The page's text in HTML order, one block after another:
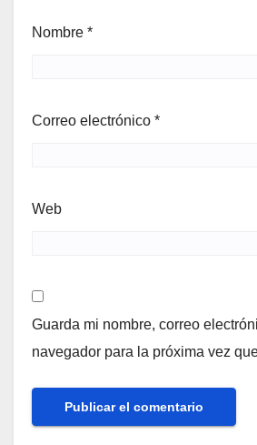
Nombre *
Correo electrónico *
Web
Guarda mi nombre, correo
navegador para la próxima vez